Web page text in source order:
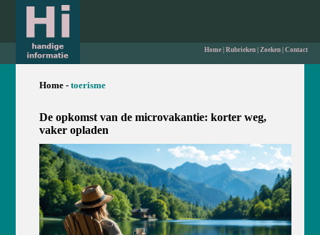
Home| Rubrieken| Zoeken| Contact
Home - toerisme
De opkomst van de microvakantie: korter weg,
vaker opladen